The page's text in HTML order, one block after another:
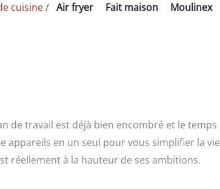
cuisine/ Air fryer Fait maison
Moulinex
de travail est déjà bien encombré et le temps
appareils en un seul pour vous simplifier la vie
réellement à la hauteur de ses ambitions.